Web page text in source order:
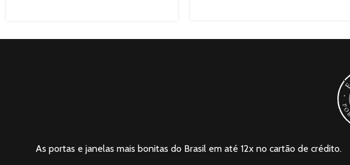
As portas e janelas mais bonitas do Brasil em até 12x no cartão de crédito.